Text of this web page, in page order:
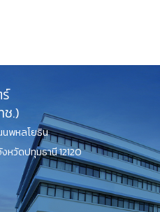
ช.)
นพหลโยธิน
วัดปทุมธานี 12120